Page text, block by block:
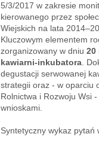
5/3/2017 w zakresie
kierowanego przez
Wiejskich na lata
Kluczowym elementem
zorganizowany w dniu20
kawiarni-inkubatora .
degustacji serwowanej
strategii oraz - w oparciu
Rolnictwa i Rozwoju Wsi
wnioskami.
Syntetyczny wykaz